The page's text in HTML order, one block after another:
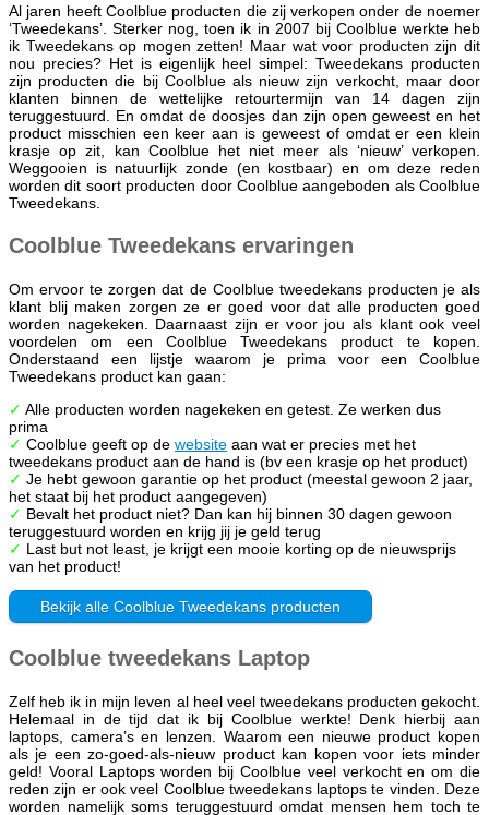
Al jaren heeft Coolblue producten die zij verkopen onder de noemer
‘Tweedekans’. Sterker nog, toen ik in 2007 bij Coolblue werkte heb
ik Tweedekans op mogen zetten! Maar wat voor producten zijn dit
nou precies? Het is eigenlijk heel simpel: Tweedekans producten
zijn producten die bij Coolblue als nieuw zijn verkocht, maar door
klanten binnen de wettelijke retourtermijn van 14 dagen zijn
teruggestuurd. En omdat de doosjes dan zijn open geweest en het
product misschien een keer aan is geweest of omdat er een klein
krasje op zit, kan Coolblue het niet meer als ‘nieuw’ verkopen.
Weggooien is natuurlijk zonde (en kostbaar) en om deze reden
worden dit soort producten door Coolblue aangeboden als Coolblue
Tweedekans.
Coolblue Tweedekans ervaringen
Om ervoor te zorgen dat de Coolblue tweedekans producten je als
klant blij maken zorgen ze er goed voor dat alle producten goed
worden nagekeken. Daarnaast zijn er voor jou als klant ook veel
voordelen om een Coolblue Tweedekans product te kopen.
Onderstaand een lijstje waarom je prima voor een Coolblue
Tweedekans product kan gaan:
✓ Alle producten worden nagekeken en getest. Ze werken dus
prima
✓ Coolblue geeft op de website aan wat er precies met het
tweedekans product aan de hand is (bv een krasje op het product)
✓ Je hebt gewoon garantie op het product (meestal gewoon 2 jaar,
het staat bij het product aangegeven)
✓ Bevalt het product niet? Dan kan hij binnen 30 dagen gewoon
teruggestuurd worden en krijg jij je geld terug
✓ Last but not least, je krijgt een mooie korting op de nieuwsprijs
van het product!
Bekijk alle Coolblue Tweedekans producten
Coolblue tweedekans Laptop
Zelf heb ik in mijn leven al heel veel tweedekans producten gekocht.
Helemaal in de tijd dat ik bij Coolblue werkte! Denk hierbij aan
laptops, camera’s en lenzen. Waarom een nieuwe product kopen
als je een zo-goed-als-nieuw product kan kopen voor iets minder
geld! Vooral Laptops worden bij Coolblue veel verkocht en om die
reden zijn er ook veel Coolblue tweedekans laptops te vinden. Deze
worden namelijk soms teruggestuurd omdat mensen hem toch te